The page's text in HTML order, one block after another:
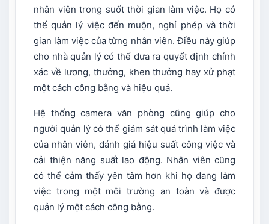
nhân viên trong suốt thời gian làm việc. Họ có
thể quản lý việc đến muộn, nghỉ phép và thời
gian làm việc của từng nhân viên. Điều này giúp
cho nhà quản lý có thể đưa ra quyết định chính
xác về lương, thưởng, khen thưởng hay xử phạt
một cách công bằng và hiệu quả.
Hệ thống camera văn phòng cũng giúp cho
người quản lý có thể giám sát quá trình làm việc
của nhân viên, đánh giá hiệu suất công việc và
cải thiện năng suất lao động. Nhân viên cũng
có thể cảm thấy yên tâm hơn khi họ đang làm
việc trong một môi trường an toàn và được
quản lý một cách công bằng.